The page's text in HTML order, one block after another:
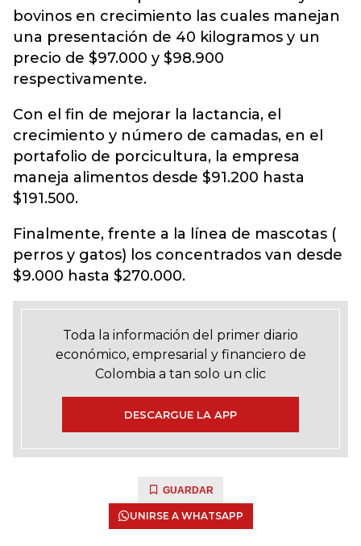
bovinos en crecimiento las cuales manejan
una presentación de 40 kilogramos y un
precio de $97.000 y $98.900
respectivamente.
Con el fin de mejorar la lactancia, el
crecimiento y número de camadas, en el
portafolio de porcicultura, la empresa
maneja alimentos desde $91.200 hasta
$191.500.
Finalmente, frente a la línea de mascotas (
perros y gatos) los concentrados van desde
$9.000 hasta $270.000.
Toda la información del primer diario
económico, empresarial y financiero de
Colombia a tan solo un clic
DESCARGUE LA APP
GUARDAR
UNIRSE A WHATSAPP